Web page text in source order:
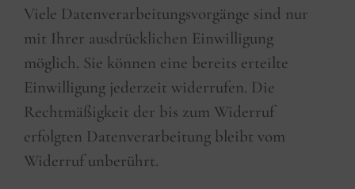
Viele Datenverarbeitungsvorgänge sind nur
mit Ihrer ausdrücklichen Einwilligung
möglich. Sie können eine bereits erteilte
Einwilligung jederzeit widerrufen. Die
Rechtmäßigkeit der bis zum Widerruf
erfolgten Datenverarbeitung bleibt vom
Widerruf unberührt.